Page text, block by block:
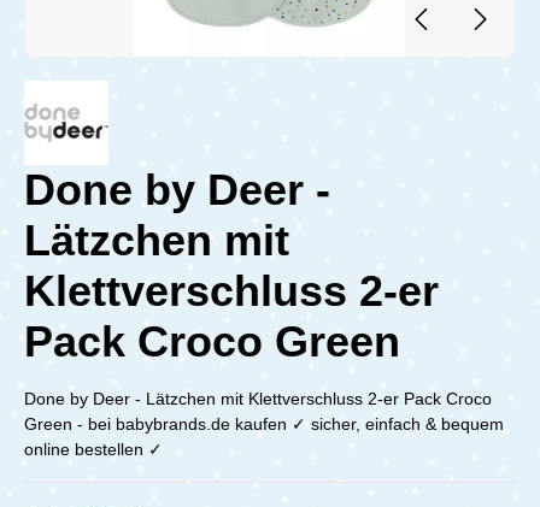
Done by Deer -
Lätzchen mit
Klettverschluss 2-er
Pack Croco Green
Done by Deer - Lätzchen mit Klettverschluss 2-er Pack Croco
Green - bei babybrands.de kaufen ✓ sicher, einfach & bequem
online bestellen ✓